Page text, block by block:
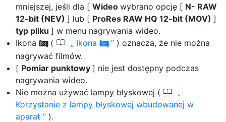
mniejszej, jeśli dla [ Wideo wybrano opcję [ N- RAW
12-bit (NEV) ] lub [ ProRes RAW HQ 12-bit (MOV) ]
typ pliku ] w menu nagrywania wideo.
Ikona 0 ( 0 Ikona 0
) oznacza, że nie można
nagrywać filmów.
[ Pomiar punktowy ] nie jest dostępny podczas
nagrywania wideo.
Nie można używać lampy błyskowej ( 0
Korzystanie z lampy błyskowej wbudowanej w
aparat
).